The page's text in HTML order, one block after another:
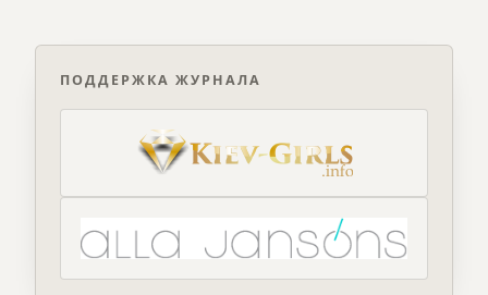
ПОДДЕРЖКА ЖУРНАЛА